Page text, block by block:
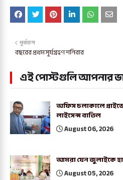
পূর্বতন
বছরের প্রথম সূর্যগ্রহণ শনিবার
এই পোস্টগুলি আপনার
অফিস চলাকালে
লাইসেন্স বাতিল
August 06, 2026
আমরা যেন জুলাইকে
August 05, 2026